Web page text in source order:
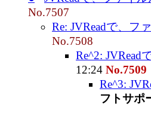
No.7507
Re: JVReadで、フ
No.7508
Re^2: JVRead
12:24 No.7509
Re^3:
フトサポ